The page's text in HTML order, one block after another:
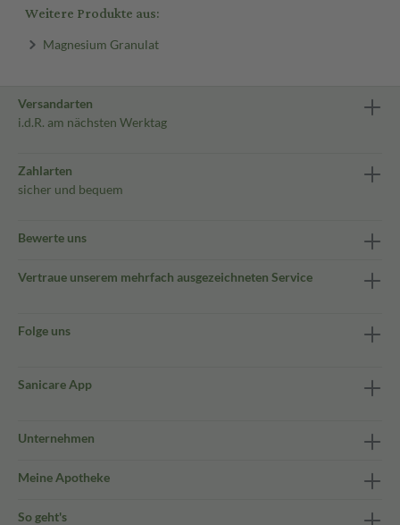
Weitere Produkte aus:
Magnesium Granulat
Versandarten
i.d.R. am nächsten Werktag
Zahlarten
sicher und bequem
Bewerte uns
Vertraue unserem mehrfach ausgezeichneten Service
Folge uns
Sanicare App
Unternehmen
Meine Apotheke
So geht's